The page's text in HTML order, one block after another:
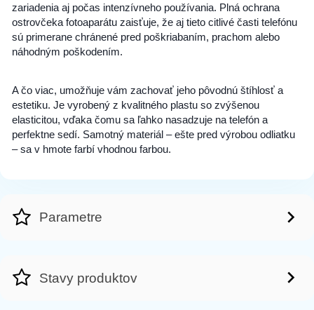
zariadenia aj počas intenzívneho používania. Plná ochrana
ostrovčeka fotoaparátu zaisťuje, že aj tieto citlivé časti telefónu
sú primerane chránené pred poškriabaním, prachom alebo
náhodným poškodením.
A čo viac, umožňuje vám zachovať jeho pôvodnú štíhlosť a
estetiku. Je vyrobený z kvalitného plastu so zvýšenou
elasticitou, vďaka čomu sa ľahko nasadzuje na telefón a
perfektne sedí. Samotný materiál – ešte pred výrobou odliatku
– sa v hmote farbí vhodnou farbou.
Parametre
Stavy produktov